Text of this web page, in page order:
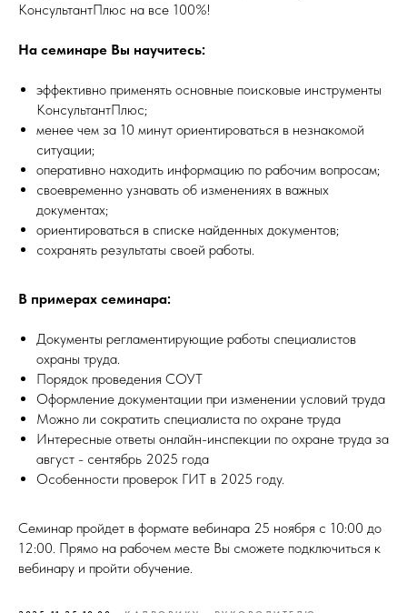
КонсультантПлюс на все 100%!
На семинаре Вы научитесь:
эффективно применять основные поисковые инструменты
КонсультантПлюс;
менее чем за 10 минут ориентироваться в незнакомой
ситуации;
оперативно находить информацию по рабочим вопросам;
своевременно узнавать об изменениях в важных
документах;
ориентироваться в списке найденных документов;
сохранять результаты своей работы.
В примерах семинара:
Документы регламентирующие работы специалистов
охраны труда.
Порядок проведения СОУТ
Оформление документации при изменении условий труда
Можно ли сократить специалиста по охране труда
Интересные ответы онлайн-инспекции по охране труда за
август - сентябрь 2025 года
Особенности проверок ГИТ в 2025 году.
Семинар пройдет в формате вебинара 25 ноября с 10:00 до
12:00. Прямо на рабочем месте Вы сможете подключиться к
вебинару и пройти обучение.